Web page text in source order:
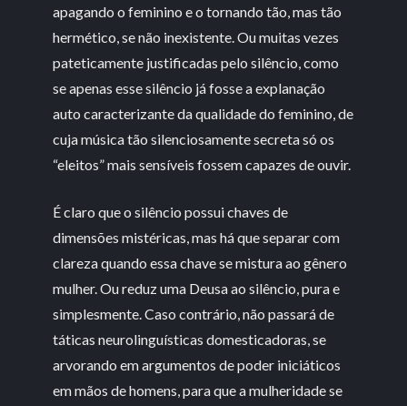
apagando o feminino e o tornando tão, mas tão
hermético, se não inexistente. Ou muitas vezes
pateticamente justificadas pelo silêncio, como
se apenas esse silêncio já fosse a explanação
auto caracterizante da qualidade do feminino, de
cuja música tão silenciosamente secreta só os
“eleitos” mais sensíveis fossem capazes de ouvir.
É claro que o silêncio possui chaves de
dimensões mistéricas, mas há que separar com
clareza quando essa chave se mistura ao gênero
mulher. Ou reduz uma Deusa ao silêncio, pura e
simplesmente. Caso contrário, não passará de
táticas neurolinguísticas domesticadoras, se
arvorando em argumentos de poder iniciáticos
em mãos de homens, para que a mulheridade se